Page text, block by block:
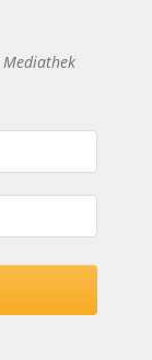
Mediathek